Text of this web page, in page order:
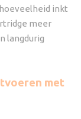
inkt
meer
langdurig
met